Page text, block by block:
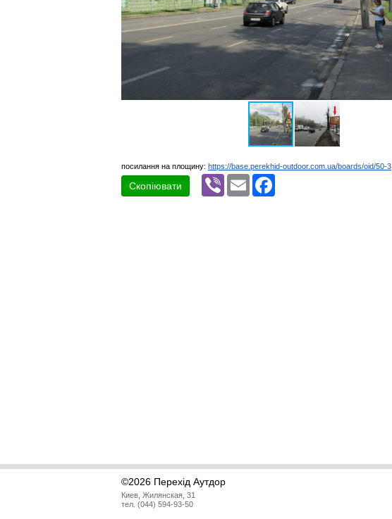
посилання на площину: https://base.perekhid-outdoor.com.ua/boards/oid/50-3
Скопіювати
Viber Email
©2026 Перехід Аутдор
Киев, Жилянская, 31
тел. (044) 594-93-50